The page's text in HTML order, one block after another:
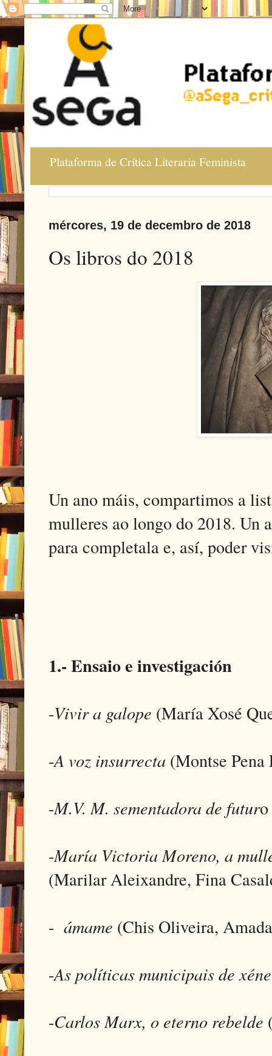
Plataforma de Crítica Literaria Feminista
mércores, 19 de decembro de 2018
Os libros do 2018
Un ano máis, compartimos a
mulleres ao longo do 2018. Un
para completala e, así, poder
1.- Ensaio e investigación
-Vivir a galope (María Xosé
-A voz insurrecta (Montse Pena
-M.V. M. sementadora de futur
-María Victoria Moreno, a
(Marilar Aleixandre, Fina
- ámame (Chis Oliveira,
-As políticas municipais de
-Carlos Marx, o eterno rebelde